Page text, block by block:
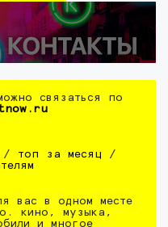
связаться по
/ топ за месяц /
вас в одном месте
кино, музыка,
и многое